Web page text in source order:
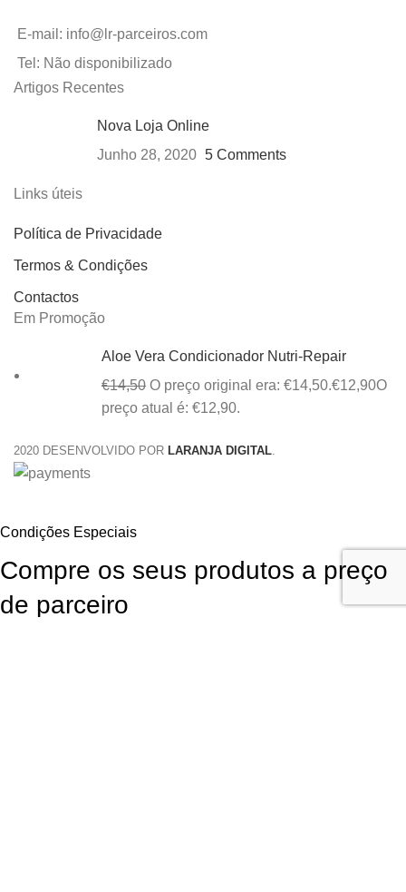
E-mail: info@lr-parceiros.com
Tel: Não disponibilizado
Artigos Recentes
Nova Loja Online
Junho 28, 2020 5 Comments
Links úteis
Política de Privacidade
Termos & Condições
Contactos
Em Promoção
Aloe Vera Condicionador Nutri-Repair
€14,50 O preço original era: €14,50.€12,90O
preço atual é: €12,90.
2020 DESENVOLVIDO POR LARANJA DIGITAL
Condições Especiais
Compre os seus produtos a preço
de parceiro